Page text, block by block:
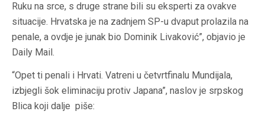
Ruku na srce, s druge strane bili su eksperti za ovakve
situacije. Hrvatska je na zadnjem SP-u dvaput prolazila na
penale, a ovdje je junak bio Dominik Livaković”, objavio je
Daily Mail.
“Opet ti penali i Hrvati. Vatreni u četvrtfinalu Mundijala,
izbjegli šok eliminaciju protiv Japana”, naslov je srpskog
Blica koji dalje piše: